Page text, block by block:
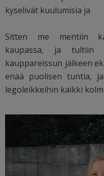
kyselivät kuulumisia ja
Sitten me mentiin
kaupassa, ja tultiin
kauppareissun jälkeen
enää puolisen tuntia,
legoleikkeihin kaikki